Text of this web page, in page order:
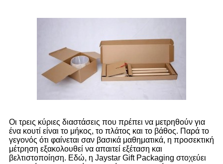
Οι τρεις κύριες διαστάσεις που πρέπει να μετρηθούν για
ένα κουτί είναι το μήκος, το πλάτος και το βάθος. Παρά το
γεγονός ότι φαίνεται σαν βασικά μαθηματικά, η προσεκτική
μέτρηση εξακολουθεί να απαιτεί εξέταση και
βελτιστοποίηση. Εδώ, η Jaystar Gift Packaging στοχεύει